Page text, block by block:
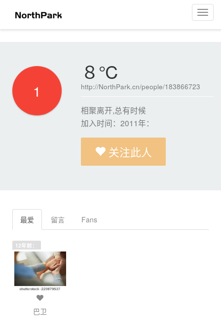
菜
单
1
８℃
http://NorthPark.cn/people/183866723
相聚离开,总有时候
加入时间：2011年：
关注此人
最爱 留言 Fans
12年前：
巴卫